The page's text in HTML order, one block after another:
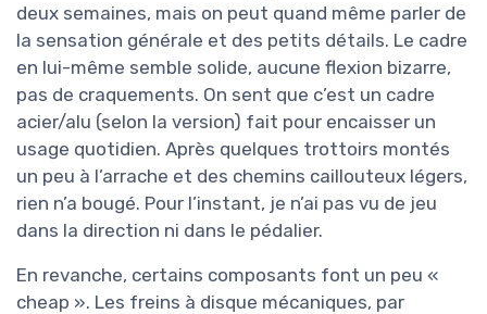
deux semaines, mais on peut quand même parler de
la sensation générale et des petits détails. Le cadre
en lui-même semble solide, aucune flexion bizarre,
pas de craquements. On sent que c’est un cadre
acier/alu (selon la version) fait pour encaisser un
usage quotidien. Après quelques trottoirs montés
un peu à l’arrache et des chemins caillouteux légers,
rien n’a bougé. Pour l’instant, je n’ai pas vu de jeu
dans la direction ni dans le pédalier.
En revanche, certains composants font un peu «
cheap ». Les freins à disque mécaniques, par